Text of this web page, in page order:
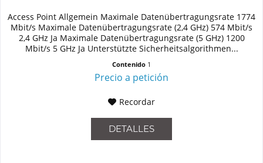
Access Point Allgemein Maximale Datenübertragungsrate 1774
Mbit/s Maximale Datenübertragungsrate (2,4 GHz) 574 Mbit/s
2,4 GHz Ja Maximale Datenübertragungsrate (5 GHz) 1200
Mbit/s 5 GHz Ja Unterstützte Sicherheitsalgorithmen...
Contenido 1
Precio a petición
Recordar
DETALLES